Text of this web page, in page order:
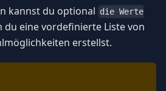
kannst du optional die Werte
du eine vordefinierte Liste von
erstellst.